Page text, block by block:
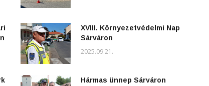
XVIII. Környezetvédelmi Nap
Sárváron
2025.09.21.
Hármas ünnep Sárváron